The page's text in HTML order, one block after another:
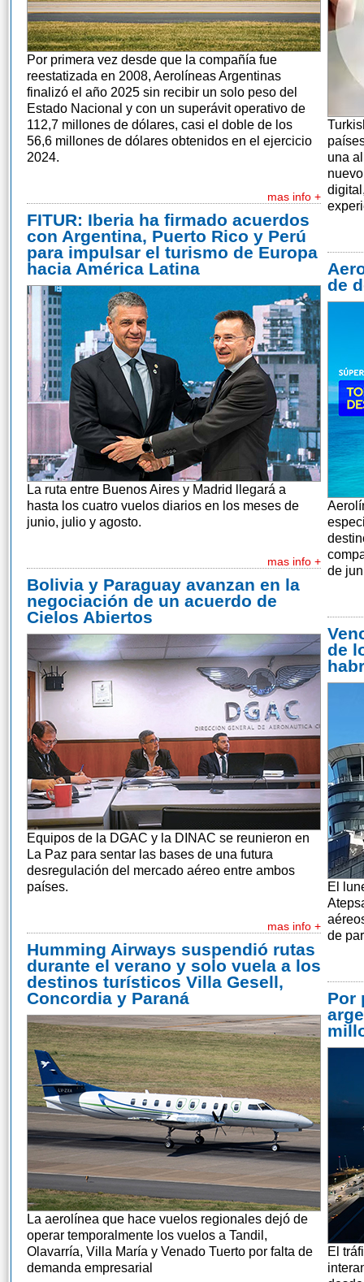
Por primera vez desde que la compañía fue
reestatizada en 2008, Aerolíneas Argentinas
finalizó el año 2025 sin recibir un solo peso del
Estado Nacional y con un superávit operativo de
112,7 millones de dólares, casi el doble de los
56,6 millones de dólares obtenidos en el ejercicio
2024.
mas info +
FITUR: Iberia ha firmado acuerdos
con Argentina, Puerto Rico y Perú
para impulsar el turismo de Europa
hacia América Latina
La ruta entre Buenos Aires y Madrid llegará a
hasta los cuatro vuelos diarios en los meses de
junio, julio y agosto.
mas info +
Bolivia y Paraguay avanzan en la
negociación de un acuerdo de
Cielos Abiertos
Equipos de la DGAC y la DINAC se reunieron en
La Paz para sentar las bases de una futura
desregulación del mercado aéreo entre ambos
países.
mas info +
Humming Airways suspendió rutas
durante el verano y solo vuela a los
destinos turísticos Villa Gesell,
Concordia y Paraná
La aerolínea que hace vuelos regionales dejó de
operar temporalmente los vuelos a Tandil,
Olavarría, Villa María y Venado Tuerto por falta de
demanda empresarial
una
de
de
de
El
de
Por
El